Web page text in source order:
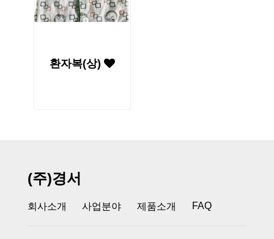
환자복(상)
(주)경서
회사소개 사업분야 제품소개 FAQ